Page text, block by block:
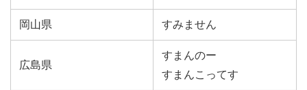
岡山県 すみません
広島県
すまんのー
すまんこってす